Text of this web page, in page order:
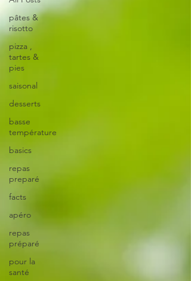
pâtes &
risotto
pizza ,
tartes &
pies
saisonal
desserts
basse
température
basics
repas
preparé
facts
apéro
repas
préparé
pour la
santé